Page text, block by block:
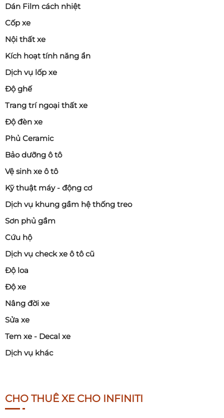
Dán Film cách nhiệt
Cốp xe
Nội thất xe
Kích hoạt tính năng ẩn
Dịch vụ lốp xe
Độ ghế
Trang trí ngoại thất xe
Độ đèn xe
Phủ Ceramic
Bảo dưỡng ô tô
Vệ sinh xe ô tô
Kỹ thuật máy - động cơ
Dịch vụ khung gầm hệ thống treo
Sơn phủ gầm
Cứu hộ
Dịch vụ check xe ô tô cũ
Độ loa
Độ xe
Nâng đời xe
Sửa xe
Tem xe - Decal xe
Dịch vụ khác
CHO THUÊ XE CHO INFINITI